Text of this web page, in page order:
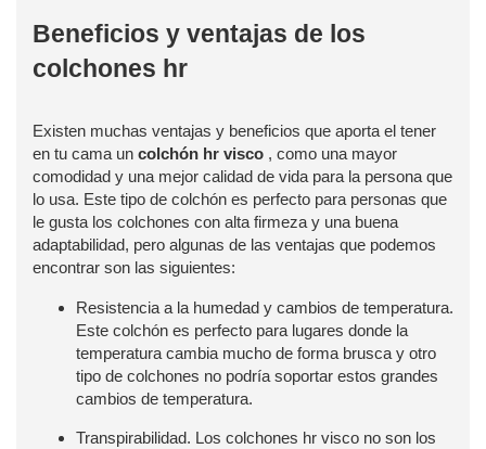
Beneficios y ventajas de los
colchones hr
Existen muchas ventajas y beneficios que aporta el tener
en tu cama un colchón hr visco , como una mayor
comodidad y una mejor calidad de vida para la persona que
lo usa. Este tipo de colchón es perfecto para personas que
le gusta los colchones con alta firmeza y una buena
adaptabilidad, pero algunas de las ventajas que podemos
encontrar son las siguientes:
Resistencia a la humedad y cambios de temperatura.
Este colchón es perfecto para lugares donde la
temperatura cambia mucho de forma brusca y otro
tipo de colchones no podría soportar estos grandes
cambios de temperatura.
Transpirabilidad. Los colchones hr visco no son los